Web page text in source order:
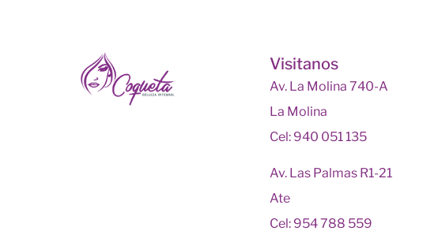
Visitanos
Av. La Molina 740-A
La Molina
Cel: 940 051 135
Av. Las Palmas R1-21
Ate
Cel: 954 788 559